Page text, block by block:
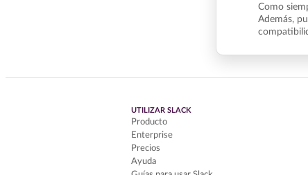
Como
Además,
UTILIZAR SLACK
Producto
Enterprise
Precios
Ayuda